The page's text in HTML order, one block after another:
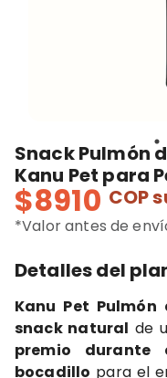
Snack Pulmón
Kanu Pet para
$8910 COP
*Valor antes de
Detalles del
Kanu Pet Pulmón
snack natural de
premio durante
bocadillo para el